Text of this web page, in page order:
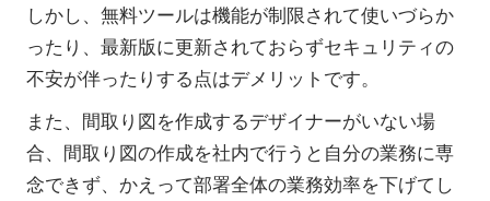
しかし、無料ツールは機能が制限されて使いづらか
ったり、最新版に更新されておらずセキュリティの
不安が伴ったりする点はデメリットです。
また、間取り図を作成するデザイナーがいない場
合、間取り図の作成を社内で行うと自分の業務に専
念できず、かえって部署全体の業務効率を下げてし